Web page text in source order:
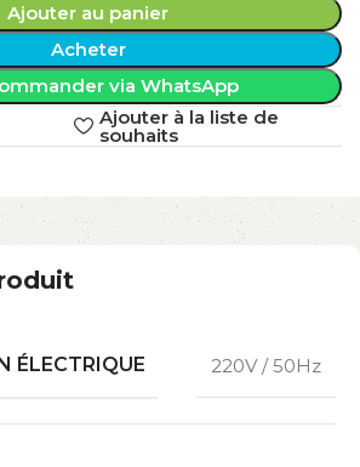
Ajouter au panier
Acheter
via WhatsApp
Ajouter à la liste de
souhaits
ÉLECTRIQUE 220V / 50Hz